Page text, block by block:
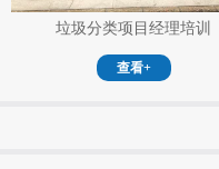
垃圾分类项目经理培训
查看+